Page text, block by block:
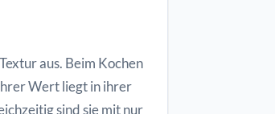
aus. Beim Kochen
Wert liegt in ihrer
sind sie mit nur